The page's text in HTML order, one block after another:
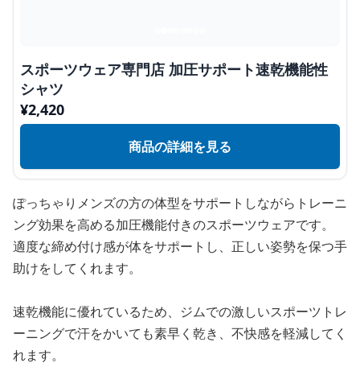
スポーツウェア専門店 加圧サポート速乾機能性
シャツ
¥2,420
商品の詳細を見る
ぽっちゃりメンズの方の体型をサポートしながらトレーニ
ング効果を高める加圧機能付きのスポーツウェアです。
適度な締め付け感が体をサポートし、正しい姿勢を保つ手
助けをしてくれます。
速乾機能に優れているため、ジムでの激しいスポーツトレ
ーニングで汗をかいても素早く乾き、不快感を軽減してく
れます。